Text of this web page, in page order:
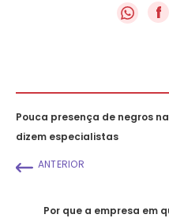
f
Pouca presença de negros
dizem especialistas
ANTERIOR
Por que a empresa em